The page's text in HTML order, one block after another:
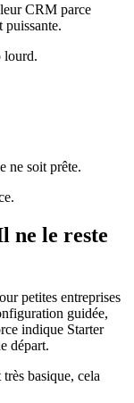
CRM parce
lourd.
ne soit prête.
ne le reste
petites entreprises
guidée,
indique Starter
départ.
basique, cela